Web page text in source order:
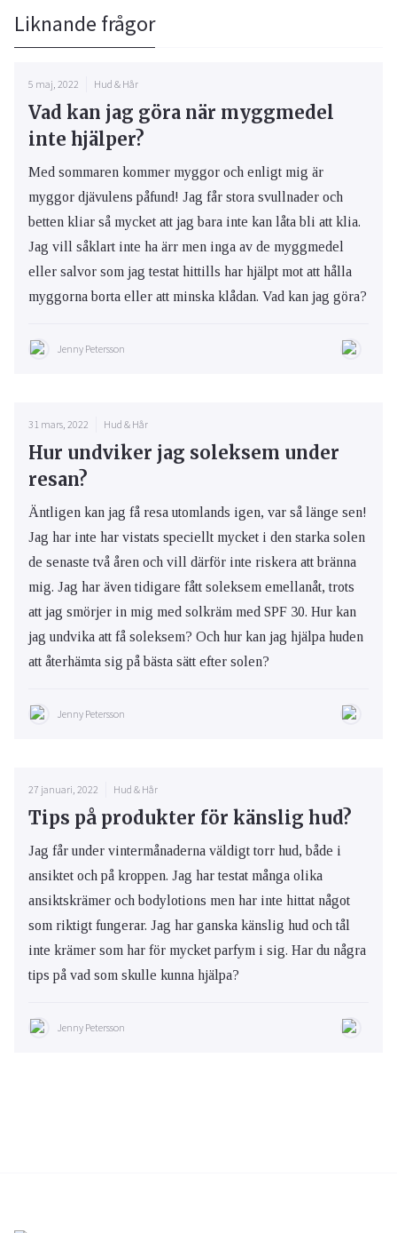
Liknande frågor
5 maj, 2022 Hud & Hår
Vad kan jag göra när myggmedel
inte hjälper?
Med sommaren kommer myggor och enligt mig är
myggor djävulens påfund! Jag får stora svullnader och
betten kliar så mycket att jag bara inte kan låta bli att klia.
Jag vill såklart inte ha ärr men inga av de myggmedel
eller salvor som jag testat hittills har hjälpt mot att hålla
myggorna borta eller att minska klådan. Vad kan jag göra?
Jenny Petersson
31 mars, 2022 Hud & Hår
Hur undviker jag soleksem under
resan?
Äntligen kan jag få resa utomlands igen, var så länge sen!
Jag har inte har vistats speciellt mycket i den starka solen
de senaste två åren och vill därför inte riskera att bränna
mig. Jag har även tidigare fått soleksem emellanåt, trots
att jag smörjer in mig med solkräm med SPF 30. Hur kan
jag undvika att få soleksem? Och hur kan jag hjälpa huden
att återhämta sig på bästa sätt efter solen?
Jenny Petersson
27 januari, 2022 Hud & Hår
Tips på produkter för känslig hud?
Jag får under vintermånaderna väldigt torr hud, både i
ansiktet och på kroppen. Jag har testat många olika
ansiktskrämer och bodylotions men har inte hittat något
som riktigt fungerar. Jag har ganska känslig hud och tål
inte krämer som har för mycket parfym i sig. Har du några
tips på vad som skulle kunna hjälpa?
Jenny Petersson